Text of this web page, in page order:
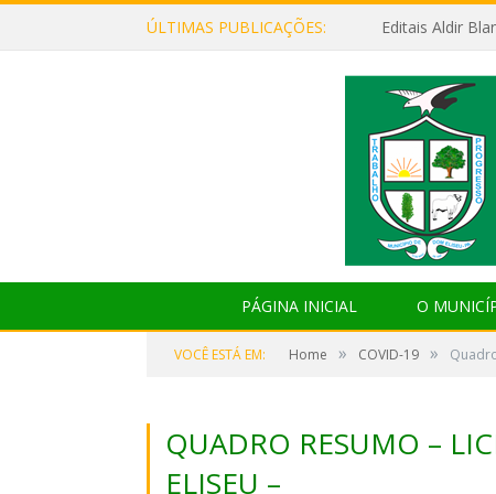
ÚLTIMAS PUBLICAÇÕES: Editais Aldir
PÁGINA INICIAL O
VOCÊ ESTÁ EM: Home » COVID-19 »
QUADRO RESUMO –
ELISEU –